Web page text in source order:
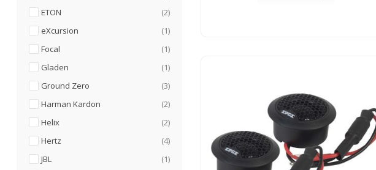
ETON
2articole
eXcursion
1articol
Focal
1articol
Gladen
1articol
Ground Zero
3articole
Harman Kardon
2articole
Helix
2articole
Hertz
4articole
JBL
1articol